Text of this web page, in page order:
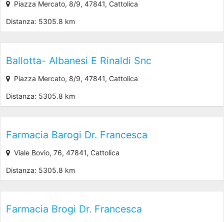
Piazza Mercato, 8/9, 47841, Cattolica
Distanza: 5305.8 km
Ballotta- Albanesi E Rinaldi Snc
Piazza Mercato, 8/9, 47841, Cattolica
Distanza: 5305.8 km
Farmacia Barogi Dr. Francesca
Viale Bovio, 76, 47841, Cattolica
Distanza: 5305.8 km
Farmacia Brogi Dr. Francesca